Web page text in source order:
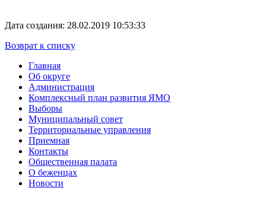
Дата создания: 28.02.2019 10:53:33
Возврат к списку
Главная
Об округе
Администрация
Комплексный план развития ЯМО
Выборы
Муниципальный совет
Территориальные управления
Приемная
Контакты
Общественная палата
О беженцах
Новости